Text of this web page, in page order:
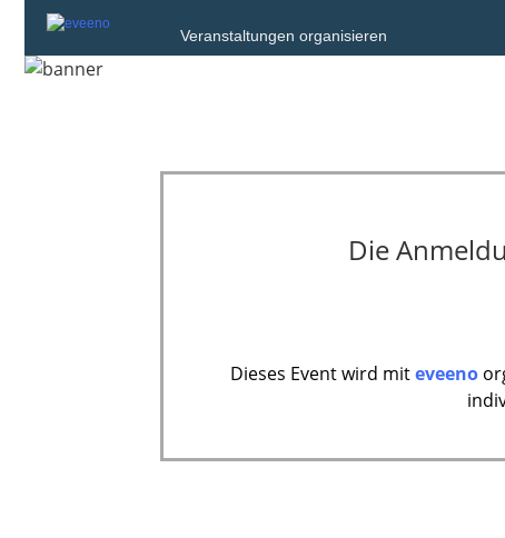
Veranstaltungen organisieren
Die
Dieses Event wird miteveeno